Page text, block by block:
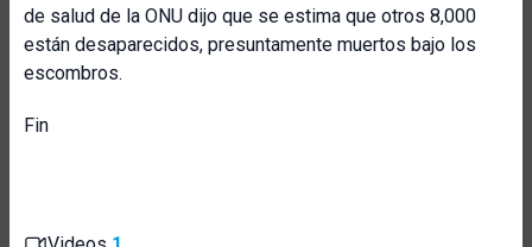
de salud de la ONU dijo que se estima que otros 8,000
están desaparecidos, presuntamente muertos bajo los
escombros.
Fin